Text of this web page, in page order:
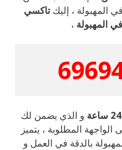
المهبولة ، إليكتاكسي
المهبولة ،
و الذي يضمن لك
المطلوبة ، يتميز
بالدقة في العمل و